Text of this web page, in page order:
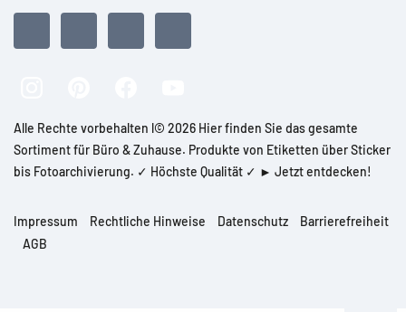
Alle Rechte vorbehalten l© 2026 Hier finden Sie das gesamte
Sortiment für Büro & Zuhause. Produkte von Etiketten über Sticker
bis Fotoarchivierung. ✓ Höchste Qualität ✓ ► Jetzt entdecken!
Impressum Rechtliche Hinweise Datenschutz
Barrierefreiheit
AGB